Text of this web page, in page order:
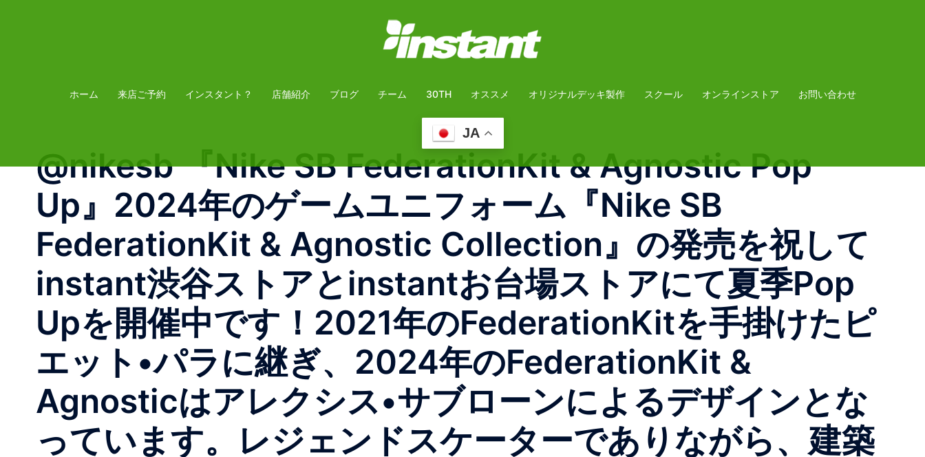
ホーム 来店ご予約 インスタント？ 店舗紹介 ブログ チーム 30TH オススメ オリジナルデッキ製作 スクール オンラインストア お問い合わせ
JA
@nikesb 『Nike SB FederationKit & Agnostic Pop
Up』2024年のゲームユニフォーム『Nike SB
FederationKit & Agnostic Collection』の発売を祝して
instant渋谷ストアとinstantお台場ストアにて夏季Pop
Upを開催中です！2021年のFederationKitを手掛けたピ
エット•パラに継ぎ、2024年のFederationKit &
Agnosticはアレクシス•サブローンによるデザインとな
っています。レジェンドスケーターでありながら、建築